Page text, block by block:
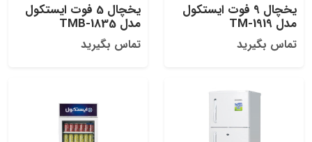
یخچال 9 فوت ایستکول
مدل TM-1919
تماس بگیرید
یخچال 5 فوت ایستکول
مدل TMB-1835
تماس بگیرید